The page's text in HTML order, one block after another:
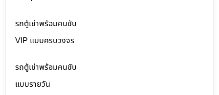
รถตู้เช่าพร้อมคนขับ
VIP แบบครบวงจร
รถตู้เช่าพร้อมคนขับ
แบบรายวัน